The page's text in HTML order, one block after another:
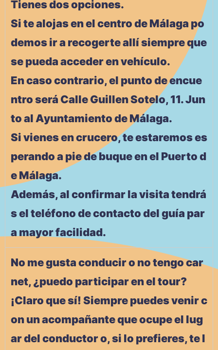
Tienes dos opciones.
Si te alojas en el centro de Málaga po
demos ir a recogerte allí siempre que
se pueda acceder en vehículo.
En caso contrario, el punto de encue
ntro será Calle Guillen Sotelo, 11. Jun
to al Ayuntamiento de Málaga.
Si vienes en crucero, te estaremos es
perando a pie de buque en el Puerto d
e Málaga.
Además, al confirmar la visita tendrá
s el teléfono de contacto del guía par
a mayor facilidad.
No me gusta conducir o no tengo car
net, ¿puedo participar en el tour?
¡Claro que sí! Siempre puedes venir c
on un acompañante que ocupe el lug
ar del conductor o, si lo prefieres, te l